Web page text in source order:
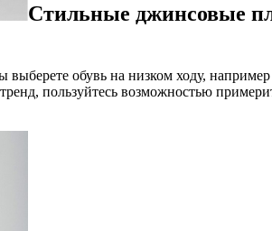
Стильные джинсовые
обувь на низком ходу,
пользуйтесь возможностью